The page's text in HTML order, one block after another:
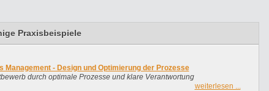
Praxisbeispiele
Management - Design und Optimierung der Prozesse
durch optimale Prozesse und klare Verantwortung
weiterlesen ...